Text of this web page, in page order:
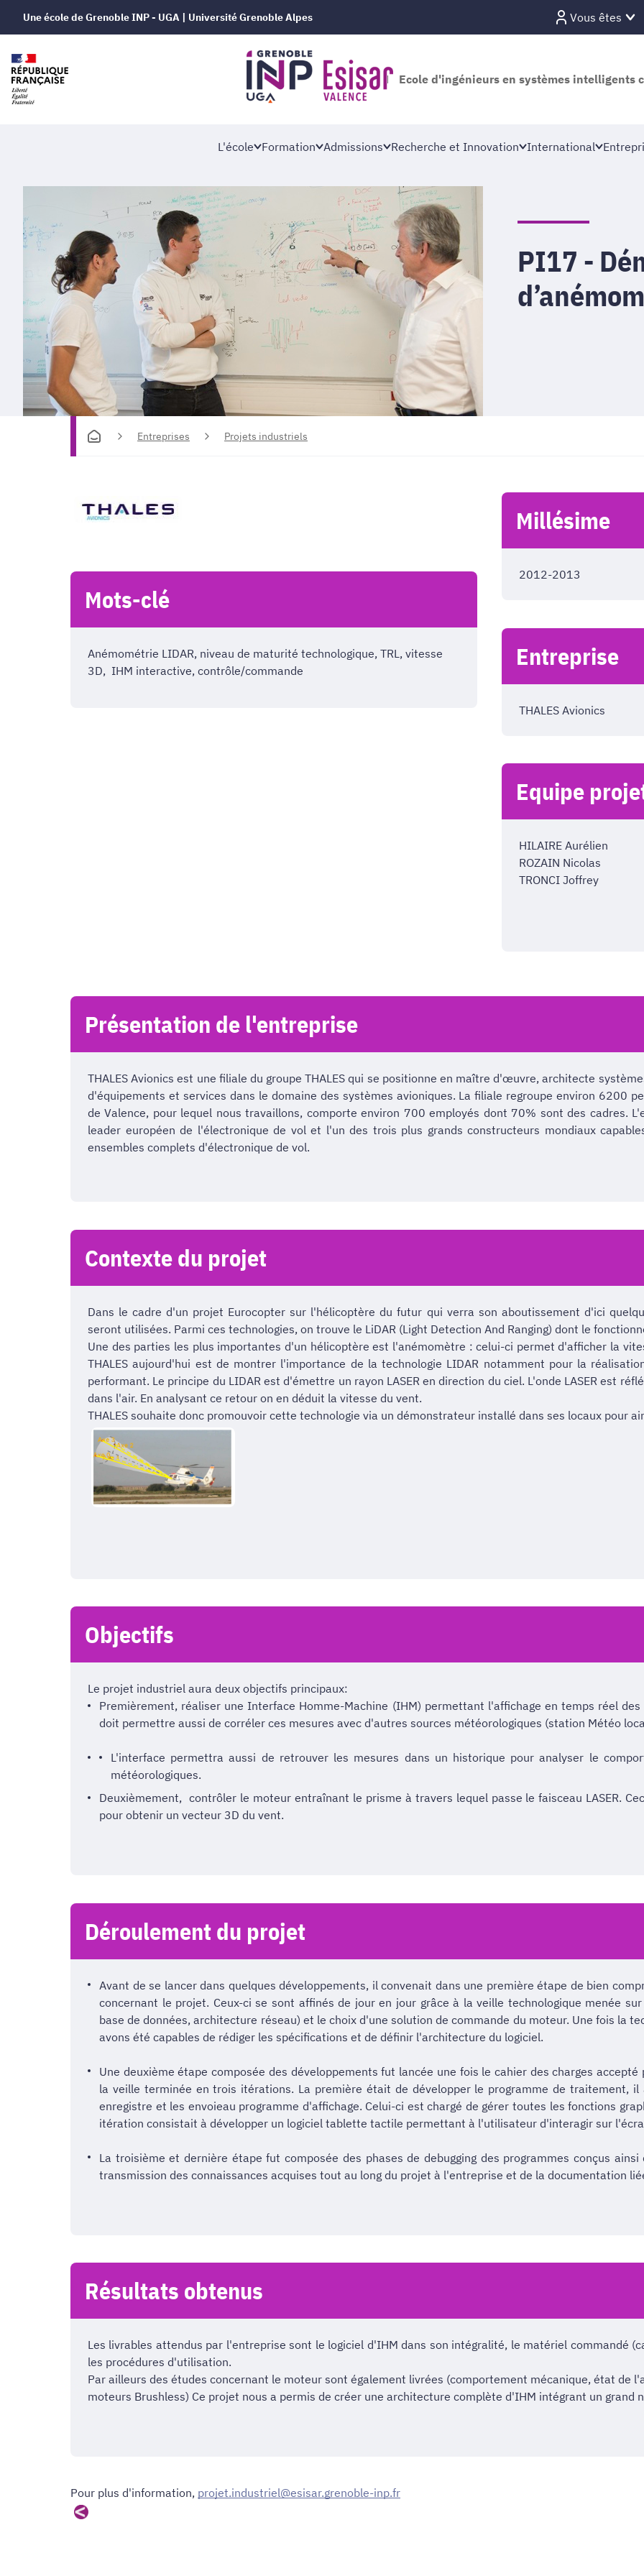
Une école de Grenoble INP - UGA | Université Grenoble Alpes Vous êtes
Ecole d'ingénieurs en systèmes intelligents
L'école Formation Admissions Recherche et Innovation International
PI17 -
Entreprises Projets industriels
Mots-clé
Anémométrie LIDAR, niveau de maturité technologique, TRL, vitesse
3D, IHM interactive, contrôle/commande
Millésime
2012-2013
Entreprise
THALES Avionics
Equipe
HILAIRE Aurélien
ROZAIN Nicolas
TRONCI Joffrey
Présentation de l'entreprise
THALES Avionics est une filiale du groupe THALES qui se positionne en maître d'œuvre, architecte
d'équipements et services dans le domaine des systèmes avioniques. La filiale regroupe environ 6200
de Valence, pour lequel nous travaillons, comporte environ 700 employés dont 70% sont des cadres.
leader européen de l'électronique de vol et l'un des trois plus grands constructeurs mondiaux
ensembles complets d'électronique de vol.
Contexte du projet
Dans le cadre d'un projet Eurocopter sur l'hélicoptère du futur qui verra son aboutissement d'ici
seront utilisées. Parmi ces technologies, on trouve le LiDAR (Light Detection And Ranging) dont le
Une des parties les plus importantes d'un hélicoptère est l'anémomètre : celui-ci permet d'afficher la
THALES aujourd'hui est de montrer l'importance de la technologie LIDAR notamment pour la
performant. Le principe du LIDAR est d'émettre un rayon LASER en direction du ciel. L'onde LASER est
dans l'air. En analysant ce retour on en déduit la vitesse du vent.
THALES souhaite donc promouvoir cette technologie via un démonstrateur installé dans ses locaux pour
Objectifs
Le projet industriel aura deux objectifs principaux:
Premièrement, réaliser une Interface Homme-Machine (IHM) permettant l'affichage en temps réel
doit permettre aussi de corréler ces mesures avec d'autres sources météorologiques (station Météo
L'interface permettra aussi de retrouver les mesures dans un historique pour analyser le
météorologiques.
Deuxièmement, contrôler le moteur entraînant le prisme à travers lequel passe le faisceau LASER.
pour obtenir un vecteur 3D du vent.
Déroulement du projet
Avant de se lancer dans quelques développements, il convenait dans une première étape de bien
concernant le projet. Ceux-ci se sont affinés de jour en jour grâce à la veille technologique menée
base de données, architecture réseau) et le choix d'une solution de commande du moteur. Une fois la
avons été capables de rédiger les spécifications et de définir l'architecture du logiciel.
Une deuxième étape composée des développements fut lancée une fois le cahier des charges
la veille terminée en trois itérations. La première était de développer le programme de traitement,
enregistre et les envoieau programme d'affichage. Celui-ci est chargé de gérer toutes les fonctions
itération consistait à développer un logiciel tablette tactile permettant à l'utilisateur d'interagir sur
La troisième et dernière étape fut composée des phases de debugging des programmes conçus
transmission des connaissances acquises tout au long du projet à l'entreprise et de la documentation
Résultats obtenus
Les livrables attendus par l'entreprise sont le logiciel d'IHM dans son intégralité, le matériel commandé
les procédures d'utilisation.
Par ailleurs des études concernant le moteur sont également livrées (comportement mécanique, état de
moteurs Brushless) Ce projet nous a permis de créer une architecture complète d'IHM intégrant un grand
Pour plus d'information, projet.industriel@esisar.grenoble-inp.fr